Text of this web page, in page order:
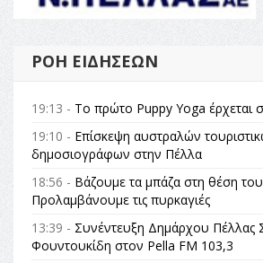
ΡΟΉ ΕΙΔΉΣΕΩΝ
19:13 - Το πρώτο Puppy Yoga έρχεται
19:10 - Επίσκεψη αυστραλών
δημοσιογράφων στην Πέλλα
18:56 - Βάζουμε τα μπάζα στη θέση
Προλαμβάνουμε τις πυρκαγιές
13:39 - Συνέντευξη Δημάρχου Πέλλας
Φουντουκίδη στον Pella FM 103,3